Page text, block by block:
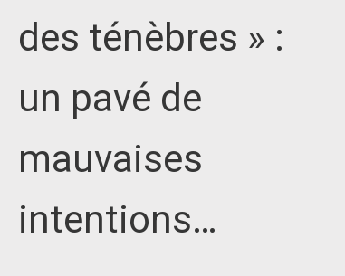
des ténèbres » :
un pavé de
mauvaises
intentions…